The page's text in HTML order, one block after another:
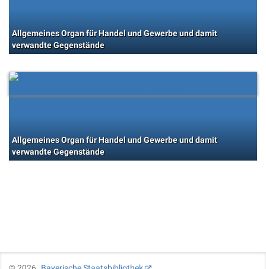
Allgemeines Organ für Handel und Gewerbe und damit
verwandte Gegenstände
Allgemeines Organ für Handel und Gewerbe und damit
verwandte Gegenstände